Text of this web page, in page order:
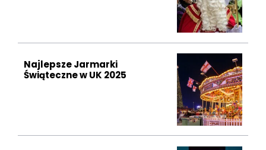
Najlepsze Jarmarki
Świąteczne w UK 2025